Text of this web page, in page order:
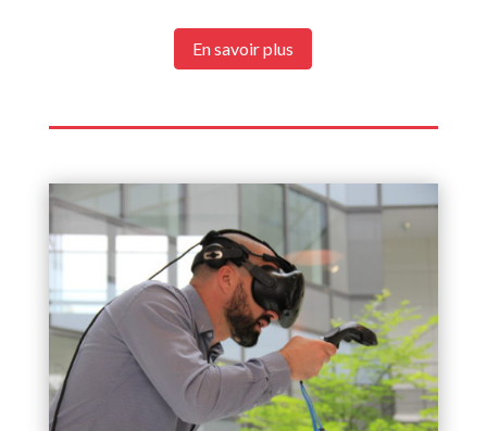
En savoir plus